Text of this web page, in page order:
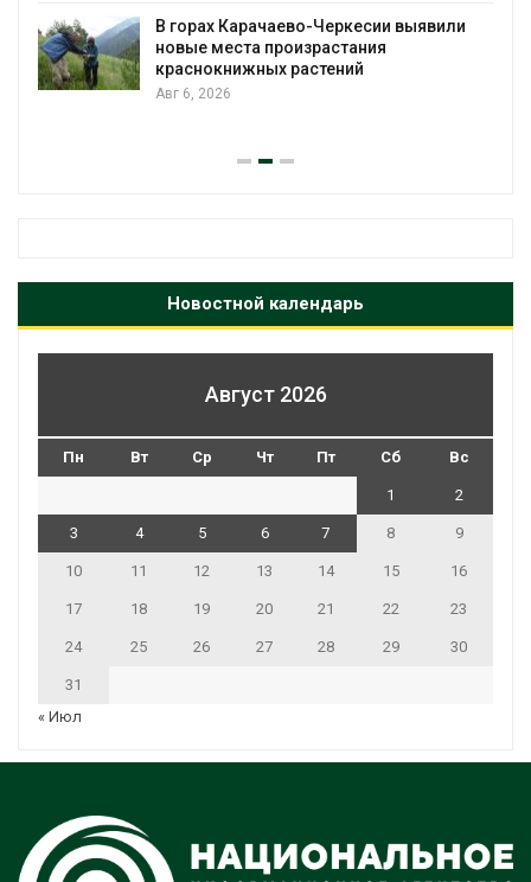
В горах Карачаево-Черкесии выявили
новые места произрастания
краснокнижных растений
Авг 6, 2026
Новостной календарь
Август 2026
Пн Вт Ср Чт Пт Сб Вс
1 2
3 4 5 6 7 8 9
10 11 12 13 14 15 16
17 18 19 20 21 22 23
24 25 26 27 28 29 30
31
« Июл